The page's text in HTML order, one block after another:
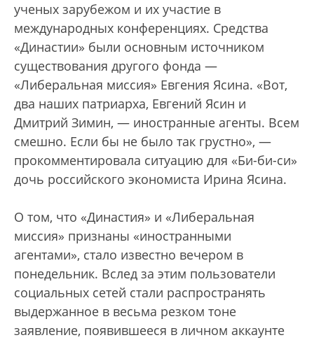
ученых зарубежом и их участие в
международных конференциях. Средства
«Династии» были основным источником
существования другого фонда —
«Либеральная миссия» Евгения Ясина. «Вот,
два наших патриарха, Евгений Ясин и
Дмитрий Зимин, — иностранные агенты. Всем
смешно. Если бы не было так грустно», —
прокомментировала ситуацию для «Би-би-си»
дочь российского экономиста Ирина Ясина.
О том, что «Династия» и «Либеральная
миссия» признаны «иностранными
агентами», стало известно вечером в
понедельник. Вслед за этим пользователи
социальных сетей стали распространять
выдержанное в весьма резком тоне
заявление, появившееся в личном аккаунте